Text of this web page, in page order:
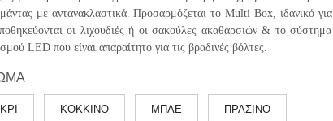
με αντανακλαστικά. Προσαρμόζεται το Multi Box, ιδανικό για
οι λιχουδιές ή οι σακούλες ακαθαρσιών & το σύστημα
LED που είναι απαραίτητο για τις βραδινές βόλτες.
ΚΟΚΚΙΝΟ ΜΠΛΕ ΠΡΑΣΙΝΟ